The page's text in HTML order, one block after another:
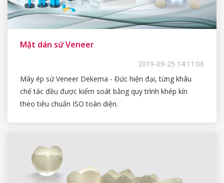
Mặt dán sứ Veneer
2019-09-25 14:11:06
Máy ép sứ Veneer Dekema - Đức hiện đại, từng khâu
chế tác đều được kiểm soát bằng quy trình khép kín
theo tiêu chuẩn ISO toàn diện.